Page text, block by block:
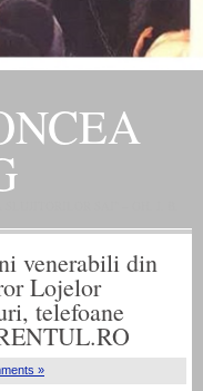
venerabili din
Lojelor
telefoane
»